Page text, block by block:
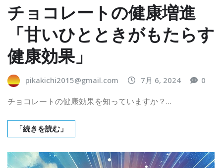
チョコレートの健康増進
「甘いひとときがもたらす
健康効果」
pikakichi2015@gmail.com 7月 6, 2024 0
チョコレートの健康効果を知っていますか？…
「続きを読む」